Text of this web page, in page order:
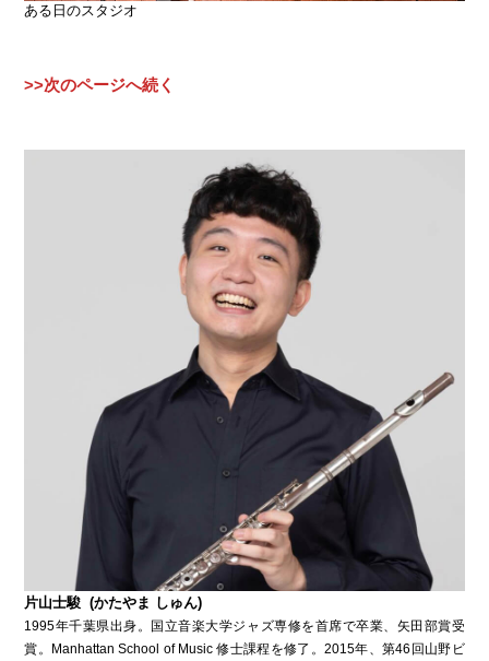
ある日のスタジオ
>>次のページへ続く
片山士駿 (かたやま しゅん)
1995年千葉県出身。国立音楽大学ジャズ専修を首席で卒業、矢田部賞受
賞。Manhattan School of Music 修士課程を修了。2015年、第46回山野ビ